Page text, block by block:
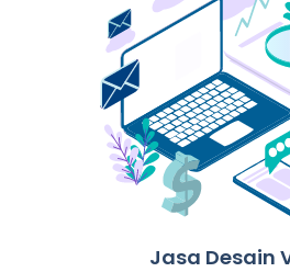
Jasa Desain